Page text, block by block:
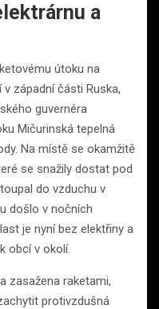
a
útoku na
západní části Ruska,
guvernéra
Mičurinská tepelná
Na místě se okamžitě
se snažily dostat pod
do vzduchu v
došlo v nočních
je nyní bez elektřiny a
obcí v okolí.
zasažena raketami,
protivzdušná